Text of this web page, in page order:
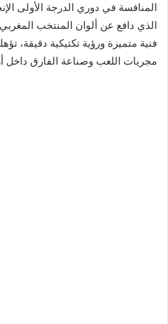
المنافسة في دوري الدرجة الأولى
فنية متميزة ورؤية تكتيكية دقيقة،
مجريات اللعب وصناعة الفارق داخل